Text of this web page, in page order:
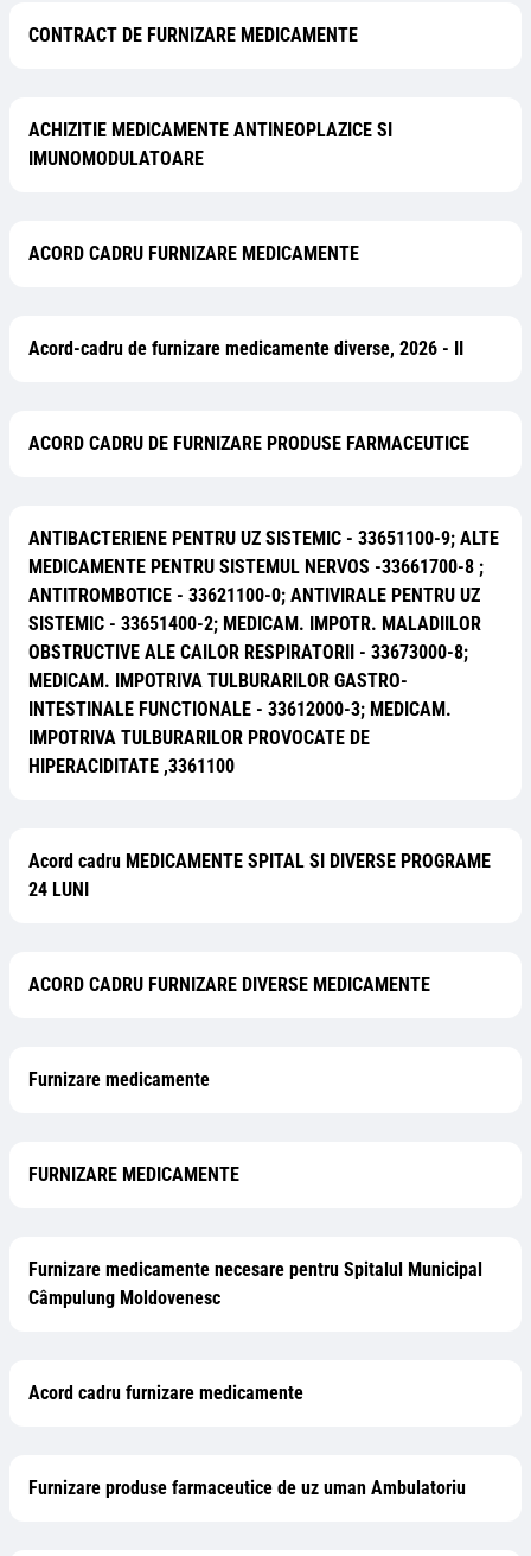
CONTRACT DE FURNIZARE MEDICAMENTE
ACHIZITIE MEDICAMENTE ANTINEOPLAZICE SI
IMUNOMODULATOARE
ACORD CADRU FURNIZARE MEDICAMENTE
Acord-cadru de furnizare medicamente diverse, 2026 - II
ACORD CADRU DE FURNIZARE PRODUSE FARMACEUTICE
ANTIBACTERIENE PENTRU UZ SISTEMIC - 33651100-9; ALTE
MEDICAMENTE PENTRU SISTEMUL NERVOS -33661700-8 ;
ANTITROMBOTICE - 33621100-0; ANTIVIRALE PENTRU UZ
SISTEMIC - 33651400-2; MEDICAM. IMPOTR. MALADIILOR
OBSTRUCTIVE ALE CAILOR RESPIRATORII - 33673000-8;
MEDICAM. IMPOTRIVA TULBURARILOR GASTRO-
INTESTINALE FUNCTIONALE - 33612000-3; MEDICAM.
IMPOTRIVA TULBURARILOR PROVOCATE DE
HIPERACIDITATE ,3361100
Acord cadru MEDICAMENTE SPITAL SI DIVERSE PROGRAME
24 LUNI
ACORD CADRU FURNIZARE DIVERSE MEDICAMENTE
Furnizare medicamente
FURNIZARE MEDICAMENTE
Furnizare medicamente necesare pentru Spitalul Municipal
Câmpulung Moldovenesc
Acord cadru furnizare medicamente
Furnizare produse farmaceutice de uz uman Ambulatoriu